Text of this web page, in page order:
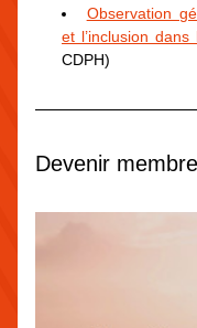
Observation
et l’inclusion
CDPH)
Devenir membre